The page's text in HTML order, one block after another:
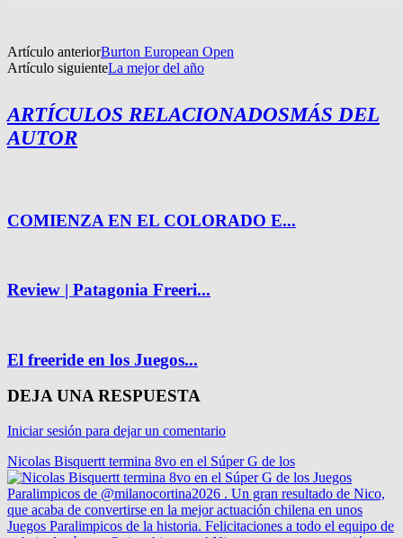
Artículo anteriorBurton European Open
Artículo siguienteLa mejor del año
ARTÍCULOS RELACIONADOSMÁS DEL
AUTOR
COMIENZA EN EL COLORADO E...
Review | Patagonia Freeri...
El freeride en los Juegos...
DEJA UNA RESPUESTA
Iniciar sesión para dejar un comentario
Nicolas Bisquertt termina 8vo en el Súper G de los